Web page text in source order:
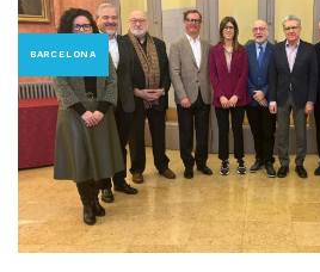
contentBARCELONA